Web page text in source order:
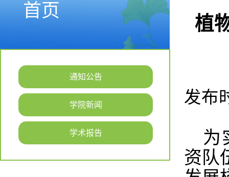
首页
通知公告
学院新闻
学术报告
植
发布
为
资队